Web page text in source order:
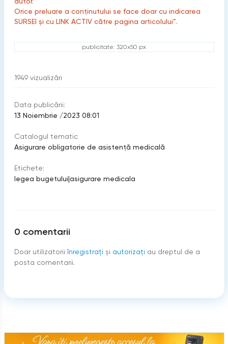
Orice preluare a conținutului se face doar cu indicarea
SURSEI și cu LINK ACTIV către pagina articolului”.
publicitate: 320x50 px
1949 vizualizări
Data publicării:
13 Noiembrie /2023 08:01
Catalogul tematic
Asigurare obligatorie de asistenţă medicală
Etichete:
legea bugetului|asigurare medicala
0 comentarii
Doar utilizatorii înregistraţi şi autorizați au dreptul de a
posta comentarii.